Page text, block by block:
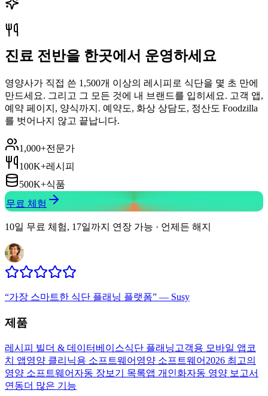
진료 전반을 한곳에서 운영하세요
영양사가 직접 쓴 1,500개 이상의 레시피로 식단을 몇 초 만에
만드세요. 그리고 그 모든 것에 내 브랜드를 입히세요. 고객 앱,
예약 페이지, 양식까지. 예약도, 화상 상담도, 정산도 Foodzilla
를 벗어나지 않고 끝납니다.
1,000+전문가
100K+레시피
500K+식품
무료 체험
10일 무료 체험, 17일까지 연장 가능 · 언제든 해지
“가장 스마트한 식단 플래닝 플랫폼” — Susy
제품
레시피 빌더 & 데이터베이스식단 플래닝 고객용 모바일 앱 코
치 앱영양 클리닉용 소프트웨어 영양 소프트웨어 2026 최고의
영양 소프트웨어 자동 장보기 목록앱 개인화자동 영양 보고서
연동더 많은 기능